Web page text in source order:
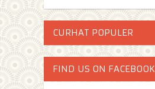
CURHAT POPULER
FIND US ON FACEBOOK